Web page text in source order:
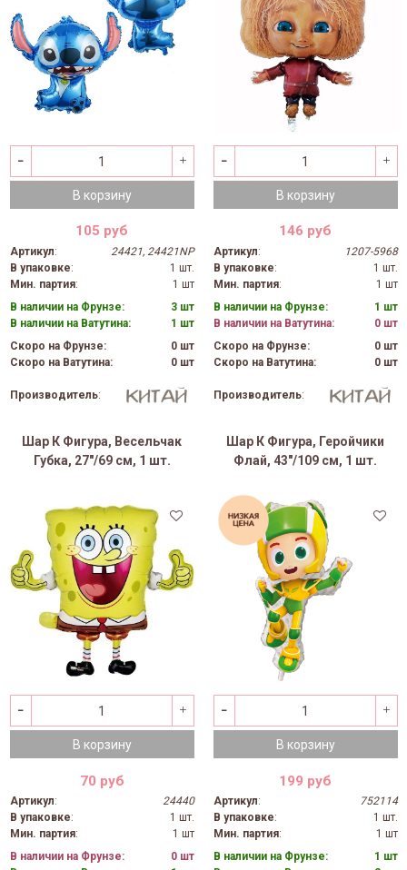
В корзину
105 руб
Артикул:
24421, 24421NP
В упаковке:
1 шт.
Мин. партия:
1 шт
В наличии на Фрунзе:
3 шт
В наличии на Ватутина:
1 шт
Скоро на Фрунзе:
0 шт
Скоро на Ватутина:
0 шт
Производитель:
В корзину
146 руб
Артикул:
1207-5968
В упаковке:
1 шт.
Мин. партия:
1 шт
В наличии на Фрунзе:
1 шт
В наличии на Ватутина:
0 шт
Скоро на Фрунзе:
0 шт
Скоро на Ватутина:
0 шт
Производитель:
Шар К Фигура, Весельчак
Губка, 27"/69 см, 1 шт.
В корзину
70 руб
Артикул:
24440
В упаковке:
1 шт.
Мин. партия:
1 шт
В наличии на Фрунзе:
0 шт
Шар К Фигура, Геройчики
Флай, 43"/109 см, 1 шт.
В корзину
199 руб
Артикул:
752114
В упаковке:
1 шт.
Мин. партия:
1 шт
В наличии на Фрунзе:
1 шт